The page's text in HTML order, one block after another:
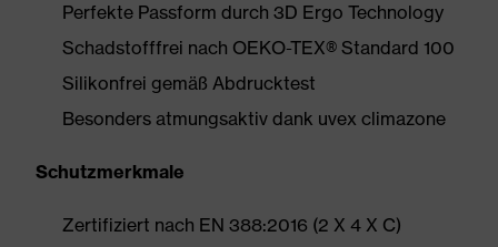
Perfekte Passform durch 3D Ergo Technology
Schadstofffrei nach OEKO-TEX® Standard 100
Silikonfrei gemäß Abdrucktest
Besonders atmungsaktiv dank uvex climazone
Schutzmerkmale
Zertifiziert nach EN 388:2016 (2 X 4 X C)